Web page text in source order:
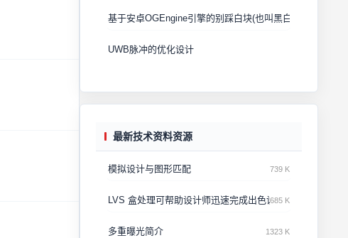
基于安卓OGEngine引擎的别踩白块(也叫黑白块或者钢琴
UWB脉冲的优化设计
最新技术资料资源
模拟设计与图形匹配 739 K
LVS 盒处理可帮助设计师迅速完成出色设计
685 K
多重曝光简介 1323 K